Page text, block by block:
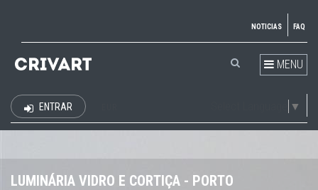
NOTICIAS FAQ
MENU
▼
ENTRAR
LUMINÁRIA VIDRO E CORTIÇA - PORTO